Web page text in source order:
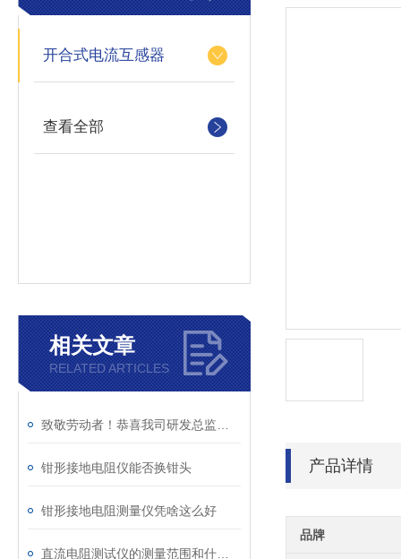
开合式电流互感器
查看全部
相关文章
RELATED ARTICLES
钳形接地电阻仪能否换钳头
钳形接地电阻测量仪凭啥这么好
产品详情
品牌